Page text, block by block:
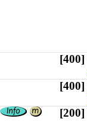
[400]
[400]
[200]